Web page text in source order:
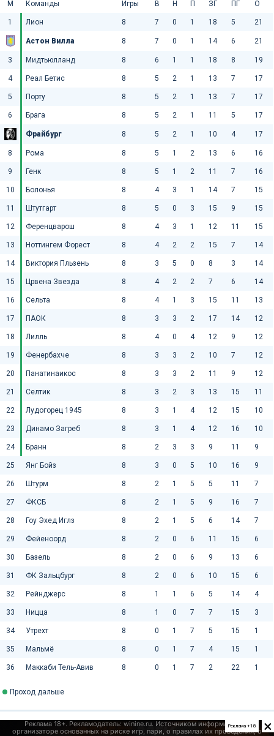
М Команды Игры В Н П ЗГ ПГ О
1 Лион 8 7 0 1 18 5 21
Астон Вилла 8 7 0 1 14 6 21
3 Мидтьюлланд 8 6 1 1 18 8 19
4 Реал Бетис 8 5 2 1 13 7 17
5 Порту 8 5 2 1 13 7 17
6 Брага 8 5 2 1 11 5 17
Фрайбург 8 5 2 1 10 4 17
8 Рома 8 5 1 2 13 6 16
9 Генк 8 5 1 2 11 7 16
10 Болонья 8 4 3 1 14 7 15
11 Штутгарт 8 5 0 3 15 9 15
12 Ференцварош 8 4 3 1 12 11 15
13 Ноттингем Форест 8 4 2 2 15 7 14
14 Виктория Пльзень 8 3 5 0 8 3 14
15 Црвена Звезда 8 4 2 2 7 6 14
16 Сельта 8 4 1 3 15 11 13
17 ПАОК 8 3 3 2 17 14 12
18 Лилль 8 4 0 4 12 9 12
19 Фенербахче 8 3 3 2 10 7 12
20 Панатинаикос 8 3 3 2 11 9 12
21 Селтик 8 3 2 3 13 15 11
22 Лудогорец 1945 8 3 1 4 12 15 10
23 Динамо Загреб 8 3 1 4 12 16 10
24 Бранн 8 2 3 3 9 11 9
25 Янг Бойз 8 3 0 5 10 16 9
26 Штурм 8 2 1 5 5 11 7
27 ФКСБ 8 2 1 5 9 16 7
28 Гоу Эхед Иглз 8 2 1 5 6 14 7
29 Фейеноорд 8 2 0 6 11 15 6
30 Базель 8 2 0 6 9 13 6
31 ФК Зальцбург 8 2 0 6 10 15 6
32 Рейнджерс 8 1 1 6 5 14 4
33 Ницца 8 1 0 7 7 15 3
34 Утрехт 8 0 1 7 5 15 1
35 Мальмё 8 0 1 7 4 15 1
36 Маккаби Тель-Авив 8 0 1 7 2 22 1
Проход дальше
×
Реклама +18